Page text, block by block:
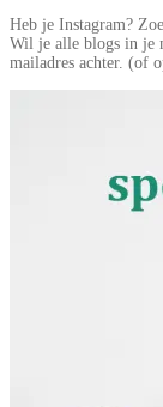
Heb je Instagram?
Wil je alle blogs in je
mailadres achter. (of